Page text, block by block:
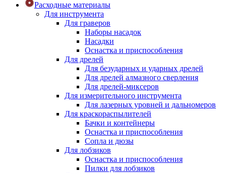
Расходные материалы
Для инструмента
Для граверов
Наборы насадок
Насадки
Оснастка и приспособления
Для дрелей
Для безударных и ударных дрелей
Для дрелей алмазного сверления
Для дрелей-миксеров
Для измерительного инструмента
Для лазерных уровней и дальномеров
Для краскораспылителей
Бачки и контейнеры
Оснастка и приспособления
Сопла и дюзы
Для лобзиков
Оснастка и приспособления
Пилки для лобзиков